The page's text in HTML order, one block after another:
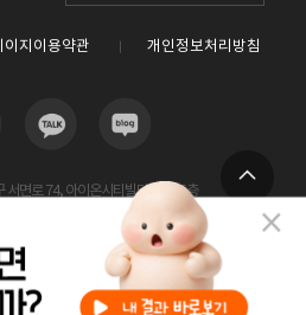
TOP
이지이용약관 개인정보처리방침
서면로 74, 아이온시티빌딩 13~15층
, 김남철 / 대표전화번호 / 1577-3653
대구 센텀2로 20(우동) 센텀타워메디컬 14층
초구 서초대로52길 7, 3~4층(서초동, 제일빌딩) /